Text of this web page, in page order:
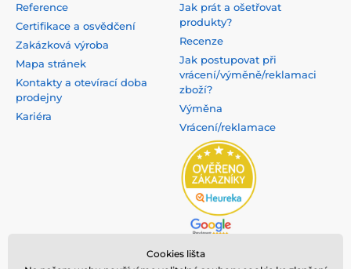
Reference
Certifikace a osvědčení
Zakázková výroba
Mapa stránek
Kontakty a otevírací doba
prodejny
Kariéra
Jak prát a ošetřovat
produkty?
Recenze
Jak postupovat při
vrácení/výměně/reklamaci
zboží?
Výměna
Vrácení/reklamace
Cookies lišta